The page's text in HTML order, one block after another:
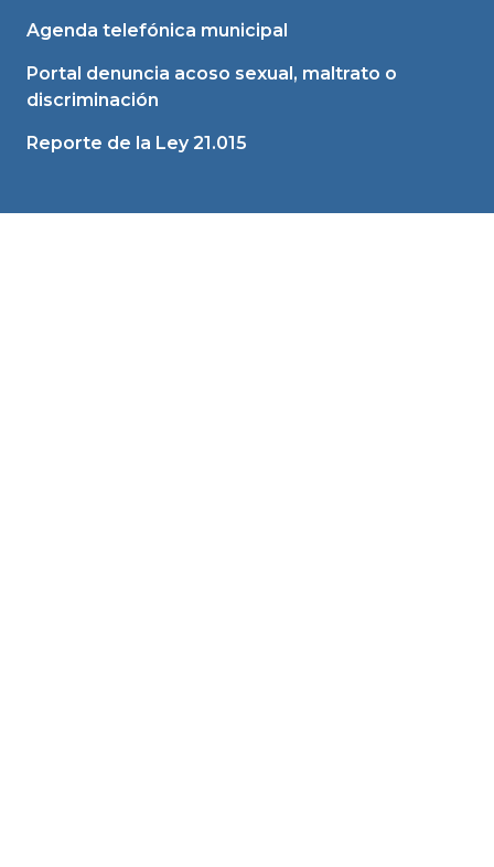
Agenda telefónica municipal
Portal denuncia acoso sexual, maltrato o
discriminación
Reporte de la Ley 21.015